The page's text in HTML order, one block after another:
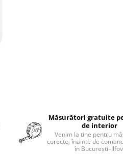
Măsurători gratuite
de interior
Venim la tine pentru
corecte, înainte de
în